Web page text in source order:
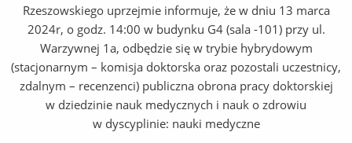
Rzeszowskiego uprzejmie informuje, że w dniu 13 marca
2024r, o godz. 14:00 w budynku G4 (sala -101) przy ul.
Warzywnej 1a, odbędzie się w trybie hybrydowym
(stacjonarnym – komisja doktorska oraz pozostali uczestnicy,
zdalnym – recenzenci) publiczna obrona pracy doktorskiej
w dziedzinie nauk medycznych i nauk o zdrowiu
w dyscyplinie: nauki medyczne